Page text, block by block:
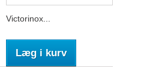
Victorinox...
Læg i kurv